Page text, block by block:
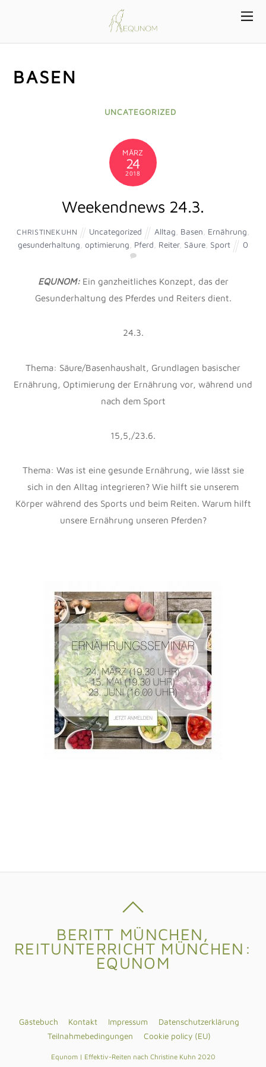
BASEN
UNCATEGORIZED
MÄRZ
24
2018
Weekendnews 24.3.
CHRISTINEKUHN Uncategorized Alltag, Basen, Ernährung,
gesunderhaltung,optimierung, Pferd, Reiter, Säure, Sport 0
EQUNOM: Ein ganzheitliches Konzept, das der
Gesunderhaltung des Pferdes und Reiters dient.
24.3.
Thema: Säure/Basenhaushalt, Grundlagen basischer
Ernährung, Optimierung der Ernährung vor, während und
nach dem Sport
15,5,/23.6.
Thema: Was ist eine gesunde Ernährung, wie lässt sie
sich in den Alltag integrieren? Wie hilft sie unserem
Körper während des Sports und beim Reiten. Warum hilft
unsere Ernährung unseren Pferden?
BERITT MÜNCHEN,
REITUNTERRICHT MÜNCHEN:
EQUNOM
Gästebuch Kontakt Impressum
Datenschutzerklärung
Teilnahmebedingungen
Cookie policy (EU)
Equnom | Effektiv-Reiten nach Christine Kuhn 2020